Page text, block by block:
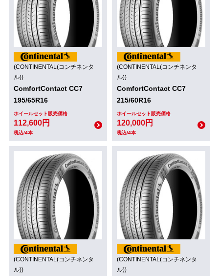
(CONTINENTAL(コンチネンタ
ル))
ComfortContact CC7
195/65R16
ホイールセット販売価格
112,600円
税込/4本
(CONTINENTAL(コンチネンタ
ル))
ComfortContact CC7
215/60R16
ホイールセット販売価格
120,000円
税込/4本
(CONTINENTAL(コンチネンタ
ル))
(CONTINENTAL(コンチネンタ
ル))